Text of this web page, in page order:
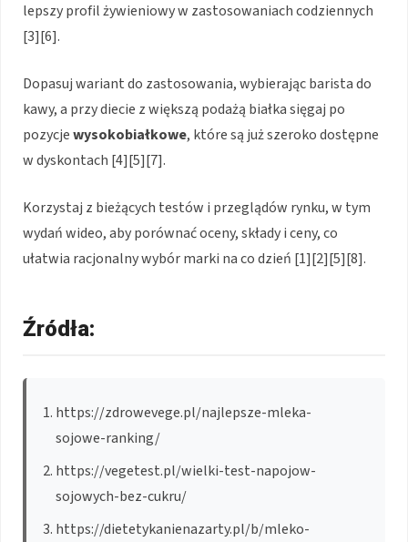
lepszy profil żywieniowy w zastosowaniach codziennych
[3][6].
Dopasuj wariant do zastosowania, wybierając barista do
kawy, a przy diecie z większą podażą białka sięgaj po
pozycjewysokobiałkowe, które są już szeroko dostępne
w dyskontach [4][5][7].
Korzystaj z bieżących testów i przeglądów rynku, w tym
wydań wideo, aby porównać oceny, składy i ceny, co
ułatwia racjonalny wybór marki na co dzień [1][2][5][8].
Źródła:
https://zdrowevege.pl/najlepsze-mleka-
sojowe-ranking/
https://vegetest.pl/wielki-test-napojow-
sojowych-bez-cukru/
https://dietetykanienazarty.pl/b/mleko-